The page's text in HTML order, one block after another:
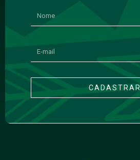
CADASTRAR